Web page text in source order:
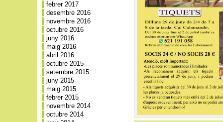
febrer 2017
desembre 2016
novembre 2016
octubre 2016
juny 2016
maig 2016
abril 2016
octubre 2015
setembre 2015
juny 2015
maig 2015
febrer 2015
novembre 2014
octubre 2014